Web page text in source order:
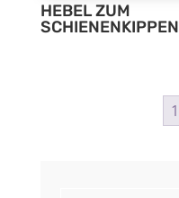
HEBEL ZUM
SCHIENENKIPPEN
1